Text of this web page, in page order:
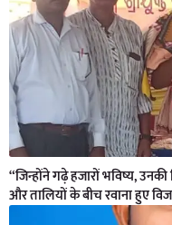
“जिन्होंने गढ़े हजारों भविष्य,
और तालियों के बीच रवाना हुए